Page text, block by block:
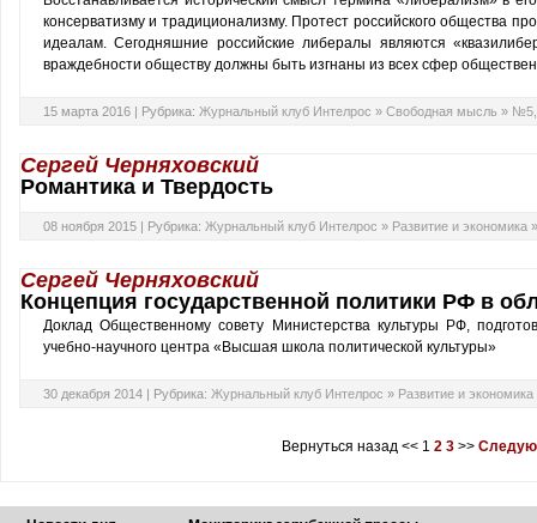
консерватизму и традиционализму. Протест российского общества
идеалам. Сегодняшние российские либералы являются
враждебности обществу должны быть изгнаны из всех сфер
15 марта 2016 | Рубрика: Журнальный клуб Интелрос » Свободная мысль » №5,
Сергей Черняховский
Романтика и Твердость
08 ноября 2015 | Рубрика: Журнальный клуб Интелрос » Развитие и экономика
Сергей Черняховский
Концепция государственной политики РФ в
Доклад Общественному совету Министерства культуры РФ,
учебно-научного центра «Высшая школа политической культуры»
30 декабря 2014 | Рубрика: Журнальный клуб Интелрос » Развитие и экономика
Вернуться назад<< 1 2 3>>